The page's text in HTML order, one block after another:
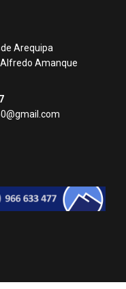
Arequipa
Amanque